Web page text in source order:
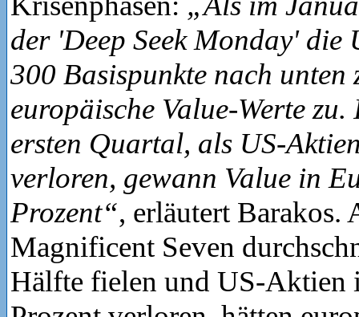
der 'Deep Seek Monday' die
300 Basispunkte nach unten
europäische Value-Werte zu.
ersten Quartal, als US-
verloren, gewann Value in
Prozent“, erläutert Barakos.
Magnificent Seven
Hälfte fielen und US-Aktien